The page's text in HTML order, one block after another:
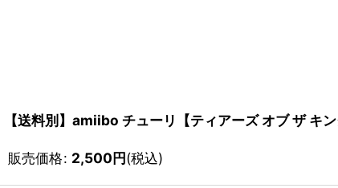
【送料別】amiibo チューリ【ティアーズ オブ ザ キ
販売価格: 2,500円(税込)